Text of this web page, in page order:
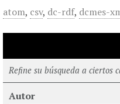
atom, csv, dc-rdf, dcmes-
Refine su búsqueda a ciertos
Autor